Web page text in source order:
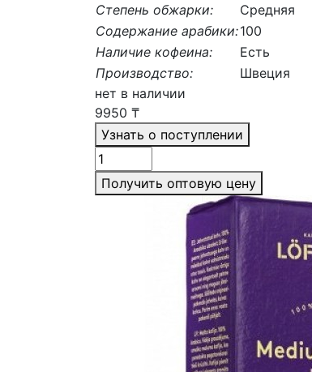
Степень обжарки:
Средняя
Содержание арабики:100
Наличие кофеина:
Есть
Производство:
Швеция
нет в наличии
9950 ₸
Узнать о поступлении
Получить оптовую цену